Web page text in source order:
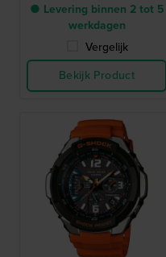
● Levering binnen 2 tot 5
werkdagen
Vergelijk
Bekijk Product